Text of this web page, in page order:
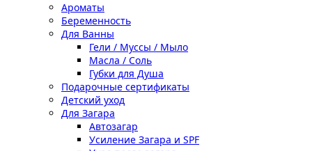
Ароматы
Беременность
Для Ванны
Гели / Муссы / Мыло
Масла / Соль
Губки для Душа
Подарочные сертификаты
Детский уход
Для Загара
Автозагар
Усиление Загара и SPF